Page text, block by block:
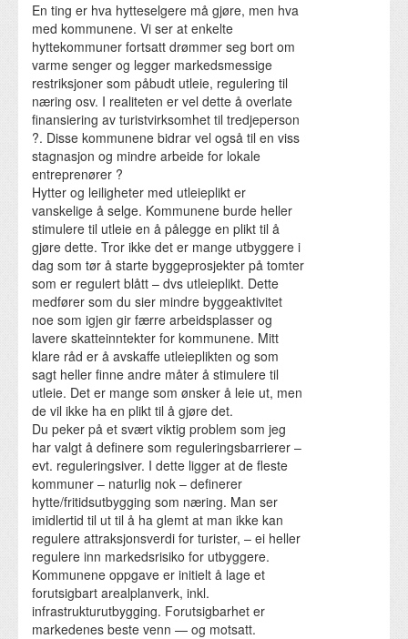
En ting er hva hytteselgere må gjøre, men hva
med kommunene. Vi ser at enkelte
hyttekommuner fortsatt drømmer seg bort om
varme senger og legger markedsmessige
restriksjoner som påbudt utleie, regulering til
næring osv. I realiteten er vel dette å overlate
finansiering av turistvirksomhet til tredjeperson
?. Disse kommunene bidrar vel også til en viss
stagnasjon og mindre arbeide for lokale
entreprenører ?
Hytter og leiligheter med utleieplikt er
vanskelige å selge. Kommunene burde heller
stimulere til utleie en å pålegge en plikt til å
gjøre dette. Tror ikke det er mange utbyggere i
dag som tør å starte byggeprosjekter på tomter
som er regulert blått – dvs utleieplikt. Dette
medfører som du sier mindre byggeaktivitet
noe som igjen gir færre arbeidsplasser og
lavere skatteinntekter for kommunene. Mitt
klare råd er å avskaffe utleieplikten og som
sagt heller finne andre måter å stimulere til
utleie. Det er mange som ønsker å leie ut, men
de vil ikke ha en plikt til å gjøre det.
Du peker på et svært viktig problem som jeg
har valgt å definere som reguleringsbarrierer –
evt. reguleringsiver. I dette ligger at de fleste
kommuner – naturlig nok – definerer
hytte/fritidsutbygging som næring. Man ser
imidlertid til ut til å ha glemt at man ikke kan
regulere attraksjonsverdi for turister, – ei heller
regulere inn markedsrisiko for utbyggere.
Kommunene oppgave er initielt å lage et
forutsigbart arealplanverk, inkl.
infrastrukturutbygging. Forutsigbarhet er
markedenes beste venn — og motsatt.